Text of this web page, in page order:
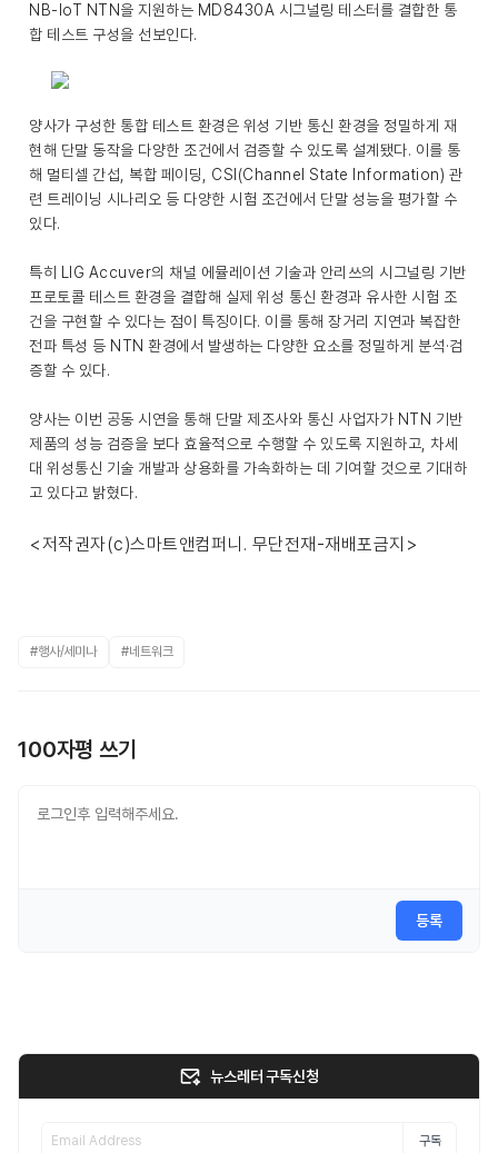
NB-IoT NTN을 지원하는 MD8430A 시그널링 테스터를 결합한 통
합 테스트 구성을 선보인다.
양사가 구성한 통합 테스트 환경은 위성 기반 통신 환경을 정밀하게 재
현해 단말 동작을 다양한 조건에서 검증할 수 있도록 설계됐다. 이를 통
해 멀티셀 간섭, 복합 페이딩, CSI(Channel State Information) 관
련 트레이닝 시나리오 등 다양한 시험 조건에서 단말 성능을 평가할 수
있다.
특히 LIG Accuver의 채널 에뮬레이션 기술과 안리쓰의 시그널링 기반
프로토콜 테스트 환경을 결합해 실제 위성 통신 환경과 유사한 시험 조
건을 구현할 수 있다는 점이 특징이다. 이를 통해 장거리 지연과 복잡한
전파 특성 등 NTN 환경에서 발생하는 다양한 요소를 정밀하게 분석·검
증할 수 있다.
양사는 이번 공동 시연을 통해 단말 제조사와 통신 사업자가 NTN 기반
제품의 성능 검증을 보다 효율적으로 수행할 수 있도록 지원하고, 차세
대 위성통신 기술 개발과 상용화를 가속화하는 데 기여할 것으로 기대하
고 있다고 밝혔다.
<저작권자(c)스마트앤컴퍼니. 무단전재-재배포금지>
#행사/세미나 #네트워크
100자평 쓰기
등록
뉴스레터 구독신청
구독